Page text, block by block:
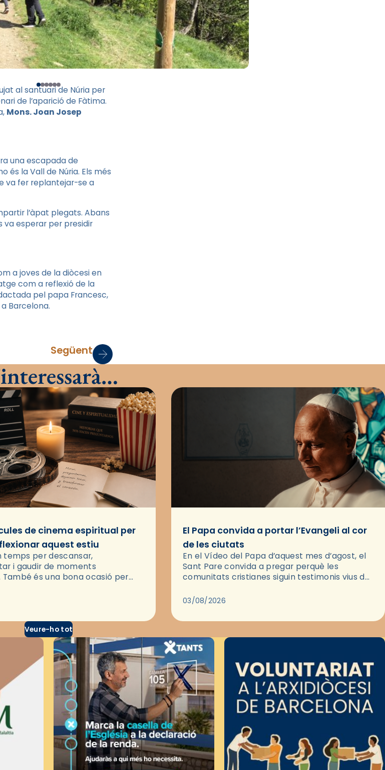
al santuari de Núria per
de l’aparició de Fàtima.
Mons. Joan Josep
una escapada de
és la Vall de Núria. Els més
va fer replantejar-se a
l’àpat plegats. Abans
va esperar per presidir
a joves de la diòcesi en
com a reflexió de la
pel papa Francesc,
Barcelona.
Següent
de cinema espiritual per
aquest estiu
temps per descansar,
i gaudir de moments
és una bona ocasió per
reflexionar sobre les…
El Papa convida a portar l’Evangeli al cor
de les ciutats
En el Vídeo del Papa d’aquest mes d’agost, el
Sant Pare convida a pregar perquè les
comunitats cristianes siguin testimonis vius de
pregària, el…
03/08/2026
Veure-ho tot